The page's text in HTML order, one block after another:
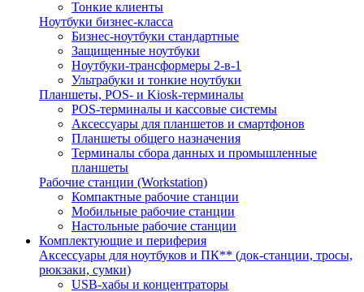
Тонкие клиенты
Ноутбуки бизнес-класса
Бизнес-ноутбуки стандартные
Защищенные ноутбуки
Ноутбуки-трансформеры 2-в-1
Ультрабуки и тонкие ноутбуки
Планшеты, POS- и Kiosk-терминалы
POS-терминалы и кассовые системы
Аксессуары для планшетов и смартфонов
Планшеты общего назначения
Терминалы сбора данных и промышленные
планшеты
Рабочие станции (Workstation)
Компактные рабочие станции
Мобильные рабочие станции
Настольные рабочие станции
Комплектующие и периферия
Аксессуары для ноутбуков и ПК** (док-станции, тросы,
рюкзаки, сумки)
USB-хабы и концентраторы